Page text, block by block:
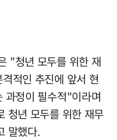
"청년 모두를 위한 재
적인 추진에 앞서 현
과정이 필수적"이라며
청년 모두를 위한 재무
말했다.